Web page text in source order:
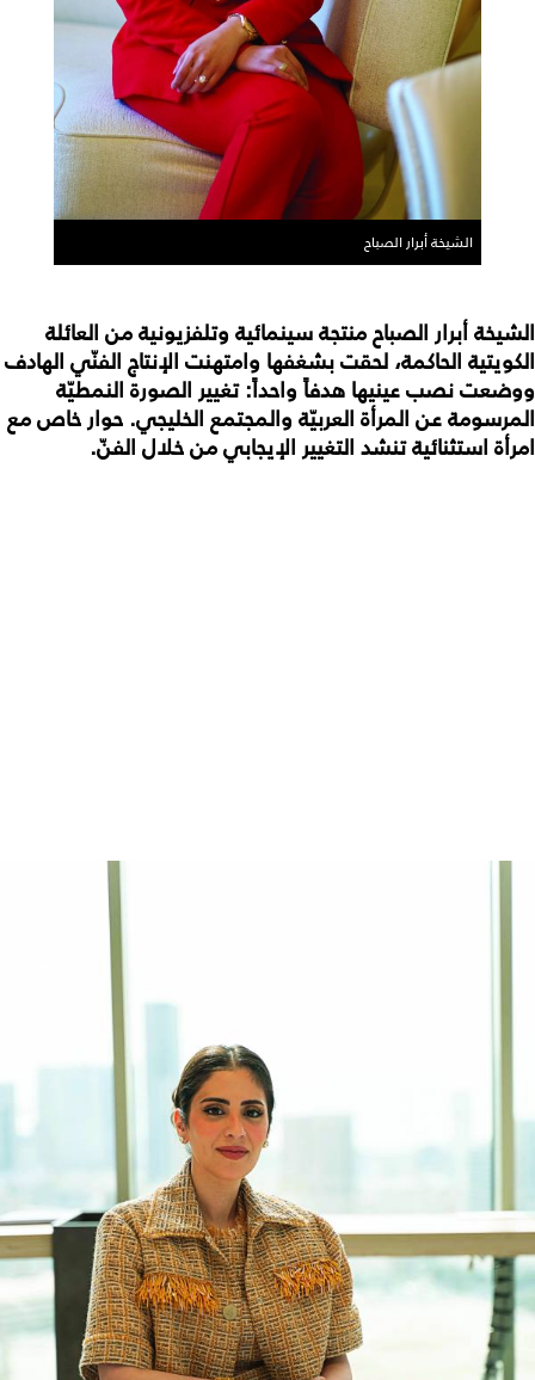
الشيخة أبرار الصباح
الشيخة أبرار الصباح منتجة سينمائية وتلفزيونية من العائلة
الكويتية الحاكمة، لحقت بشغفها وامتهنت الإنتاج الفنّي الهادف
ووضعت نصب عينيها هدفاً واحداً: تغيير الصورة النمطيّة
المرسومة عن المرأة العربيّة والمجتمع الخليجي. حوار خاص مع
امرأة استثنائية تنشد التغيير الإيجابي من خلال الفنّ.